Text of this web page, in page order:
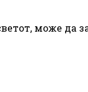
може да